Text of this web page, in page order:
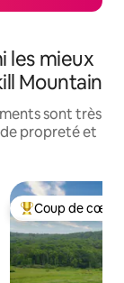
les mieux
Mountain
sont très
propreté et
Coups de cœur
Coup de cœur